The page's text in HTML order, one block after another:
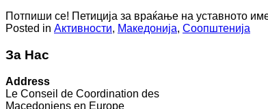
Потпиши се! Петиција за враќање на уставното
Posted in Активности, Македонија, Соопштенија
За Нас
Address
Le Conseil de Coordination des
Macedoniens en Europe